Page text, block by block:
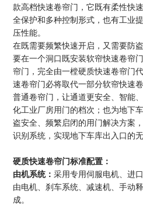
款高档快速卷帘门，它既有柔性快
全保护和多种控制形式，也有工业
压性能。
在既需要频繁快速开启，又需要防
要在一个洞口既安装软帘快速卷帘
帘门，完全由一樘硬质快速卷帘门
速卷帘门必将取代一部分软帘快速
普通卷帘门，让通道更安全、智能
化工业厂房用门的档次；也为地下
盗安全、频繁启闭的用门解决方案
识别系统，实现地下车库出入口的
硬质快速卷帘门标准配置：
由机系统：采用专用伺服电机、进
由电机、刹车系统、减速机、手动
成。